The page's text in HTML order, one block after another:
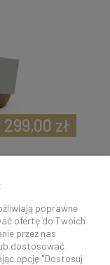
299,00 zł
poprawne
ofertę do Twoich
przez nas
dostosować
opcję "Dostosuj